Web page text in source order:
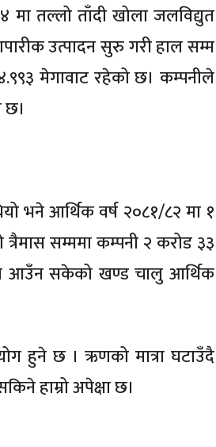
मा तल्लो ताँदी खोला जलविद्युत
उत्पादन सुरु गरी हाल सम्म
मेगावाट रहेको छ। कम्पनीले
छ।
भने आर्थिक वर्ष २०८१/८२ मा १
सम्ममा कम्पनी २ करोड ३३
आउँन सकेको खण्ड चालु आर्थिक
हुने छ । ऋणको मात्रा घटाउँदै
हाम्रो अपेक्षा छ।